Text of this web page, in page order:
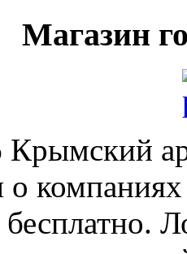
Магазин
компаниях
бесплатно.